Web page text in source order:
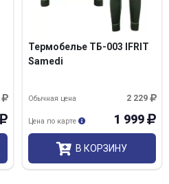
Термобелье ТБ-003 IFRIT
Samedi
2 229
Обычная цена
1 999
Цена по карте
В КОРЗИНУ